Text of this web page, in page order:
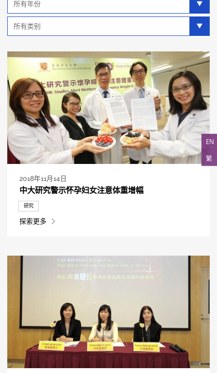
EN
繁
类
类
2018年11月14日
中大研究警示怀孕妇女注意体重增幅
研究
探索更多